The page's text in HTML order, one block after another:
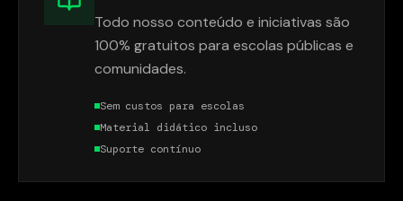
Todo nosso conteúdo e iniciativas são
100% gratuitos para escolas públicas e
comunidades.
Sem custos para escolas
Material didático incluso
Suporte contínuo